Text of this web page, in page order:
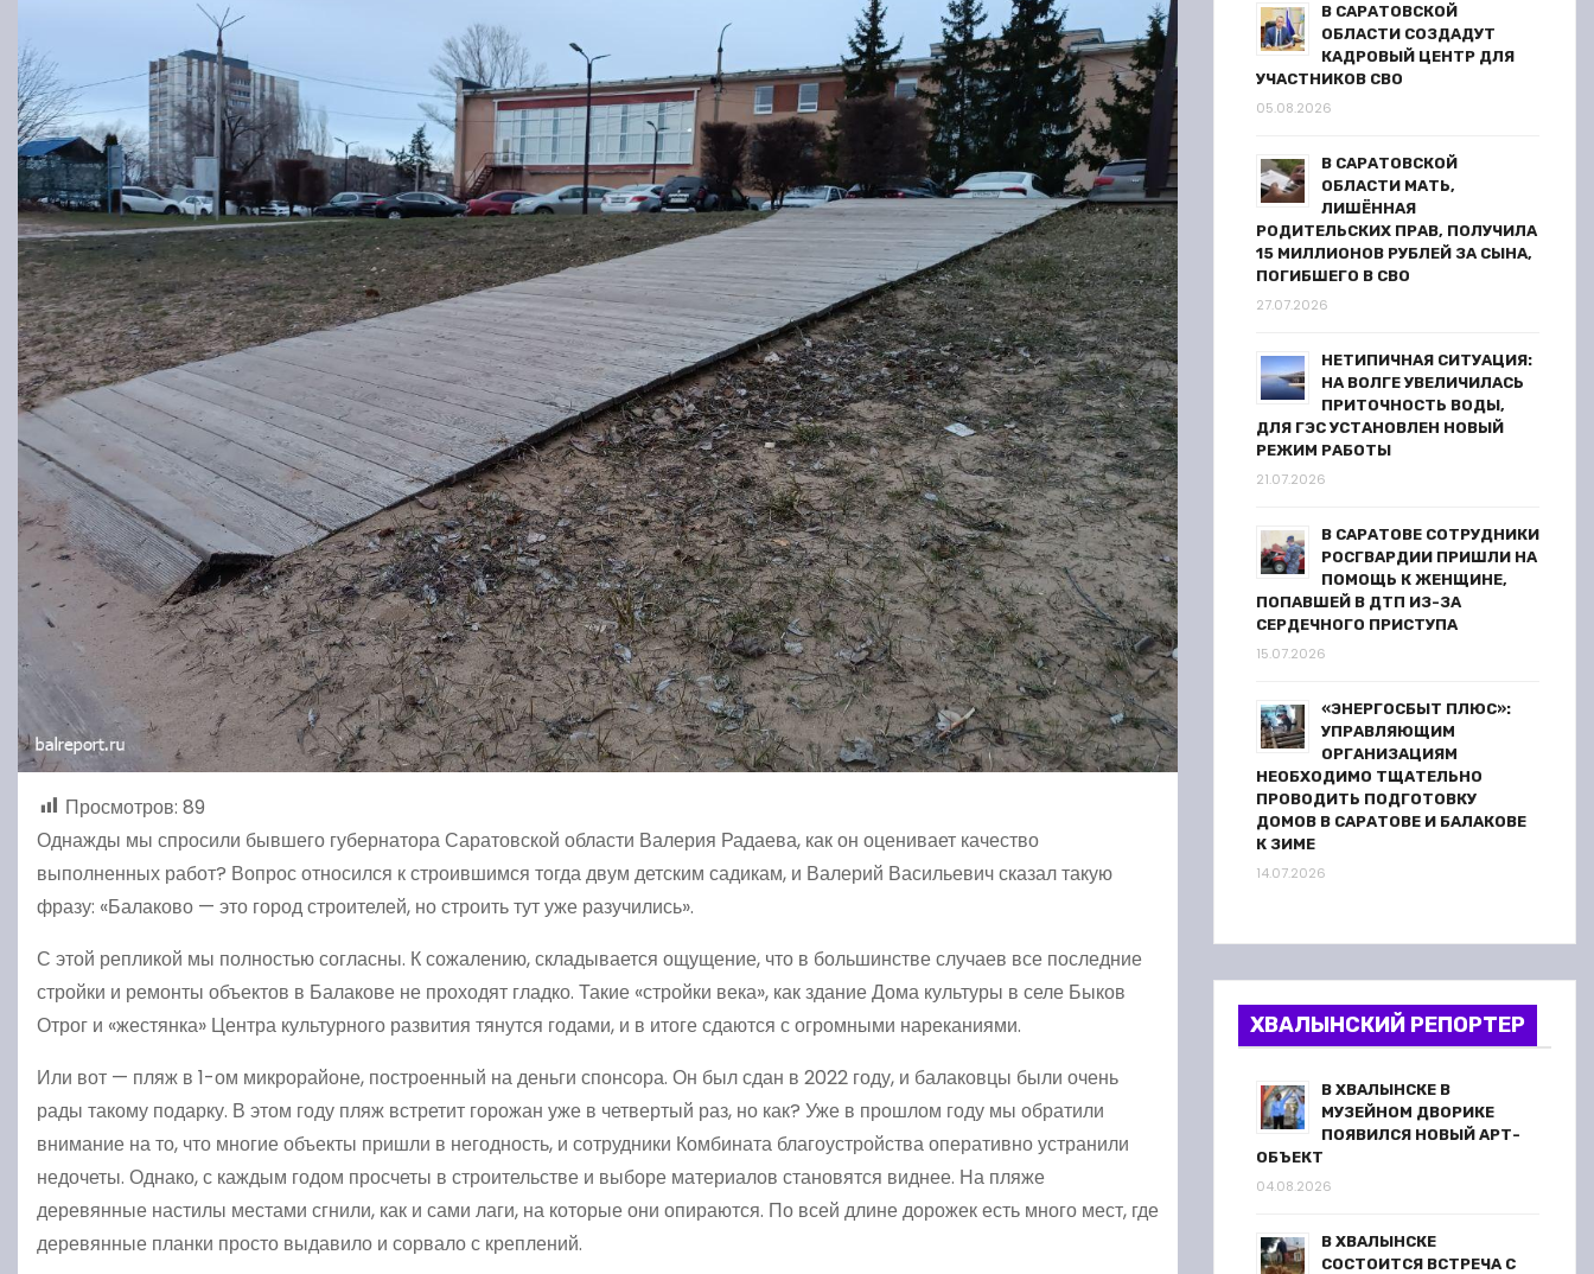
Просмотров: 89
Однажды мы спросили бывшего губернатора Саратовской области Валерия Радаева, как он оценивает качество
выполненных работ? Вопрос относился к строившимся тогда двум детским садикам, и Валерий Васильевич сказал такую
фразу: «Балаково — это город строителей, но строить тут уже разучились».
С этой репликой мы полностью согласны. К сожалению, складывается ощущение, что в большинстве случаев все последние
стройки и ремонты объектов в Балакове не проходят гладко. Такие «стройки века», как здание Дома культуры в селе Быков
Отрог и «жестянка» Центра культурного развития тянутся годами, и в итоге сдаются с огромными нареканиями.
Или вот — пляж в 1-ом микрорайоне, построенный на деньги спонсора. Он был сдан в 2022 году, и балаковцы были очень
рады такому подарку. В этом году пляж встретит горожан уже в четвертый раз, но как? Уже в прошлом году мы обратили
внимание на то, что многие объекты пришли в негодность, и сотрудники Комбината благоустройства оперативно устранили
недочеты. Однако, с каждым годом просчеты в строительстве и выборе материалов становятся виднее. На пляже
деревянные настилы местами сгнили, как и сами лаги, на которые они опираются. По всей длине дорожек есть много мест, где
деревянные планки просто выдавило и сорвало с креплений.
В САРАТОВСКОЙ
ОБЛАСТИ СОЗДАДУТ
КАДРОВЫЙ ЦЕНТР ДЛЯ
УЧАСТНИКОВ СВО
05.08.2026
В САРАТОВСКОЙ
ОБЛАСТИ МАТЬ,
ЛИШЁННАЯ
РОДИТЕЛЬСКИХ ПРАВ, ПОЛУЧИЛА
15 МИЛЛИОНОВ РУБЛЕЙ ЗА СЫНА,
ПОГИБШЕГО В СВО
27.07.2026
НЕТИПИЧНАЯ СИТУАЦИЯ:
НА ВОЛГЕ УВЕЛИЧИЛАСЬ
ПРИТОЧНОСТЬ ВОДЫ,
ДЛЯ ГЭС УСТАНОВЛЕН НОВЫЙ
РЕЖИМ РАБОТЫ
21.07.2026
В САРАТОВЕ СОТРУДНИКИ
РОСГВАРДИИ ПРИШЛИ НА
ПОМОЩЬ К ЖЕНЩИНЕ,
ПОПАВШЕЙ В ДТП ИЗ-ЗА
СЕРДЕЧНОГО ПРИСТУПА
15.07.2026
«ЭНЕРГОСБЫТ ПЛЮС»:
УПРАВЛЯЮЩИМ
ОРГАНИЗАЦИЯМ
НЕОБХОДИМО ТЩАТЕЛЬНО
ПРОВОДИТЬ ПОДГОТОВКУ
ДОМОВ В САРАТОВЕ И БАЛАКОВЕ
К ЗИМЕ
14.07.2026
ХВАЛЫНСКИЙ РЕПОРТЕР
В ХВАЛЫНСКЕ В
МУЗЕЙНОМ ДВОРИКЕ
ПОЯВИЛСЯ НОВЫЙ АРТ-
ОБЪЕКТ
04.08.2026
В ХВАЛЫНСКЕ
СОСТОИТСЯ ВСТРЕЧА С